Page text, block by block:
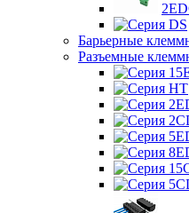
Барьерные
Разъемные